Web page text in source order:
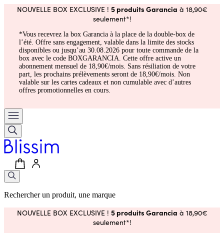
NOUVELLE BOX EXCLUSIVE ! 5 produits Garancia à 18,90€
seulement*!
*Vous recevrez la box Garancia à la place de la double-box de
l’été. Offre sans engagement, valable dans la limite des stocks
disponibles ou jusqu’au 30.08.2026 pour toute commande de la
box avec le code BOXGARANCIA. Cette offre active un
abonnement mensuel de 18,90€/mois. Sans résiliation de votre
part, les prochains prélèvements seront de 18,90€/mois. Non
valable sur les cartes cadeaux et non cumulable avec d’autres
offres promotionnelles en cours.
Rechercher un produit, une marque
NOUVELLE BOX EXCLUSIVE ! 5 produits Garancia à 18,90€
seulement*!